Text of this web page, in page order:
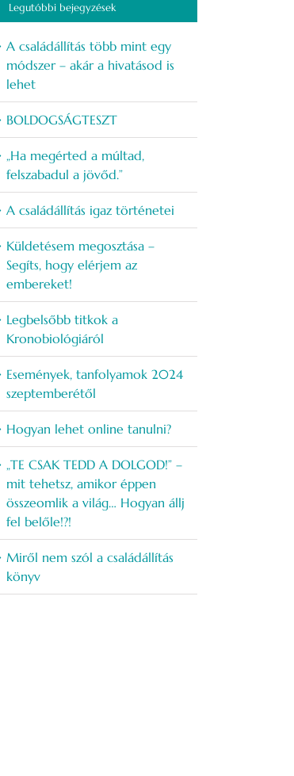
Legutóbbi bejegyzések
A családállítás több mint egy
módszer – akár a hivatásod is
lehet
BOLDOGSÁGTESZT
„Ha megérted a múltad,
felszabadul a jövőd.”
A családállítás igaz történetei
Küldetésem megosztása –
Segíts, hogy elérjem az
embereket!
Legbelsőbb titkok a
Kronobiológiáról
Események, tanfolyamok 2024
szeptemberétől
Hogyan lehet online tanulni?
„TE CSAK TEDD A DOLGOD!” –
mit tehetsz, amikor éppen
összeomlik a világ… Hogyan állj
fel belőle!?!
Miről nem szól a családállítás
könyv